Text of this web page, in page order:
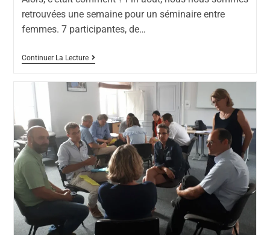
retrouvées une semaine pour un séminaire entre
femmes. 7 participantes, de…
Continuer La Lecture